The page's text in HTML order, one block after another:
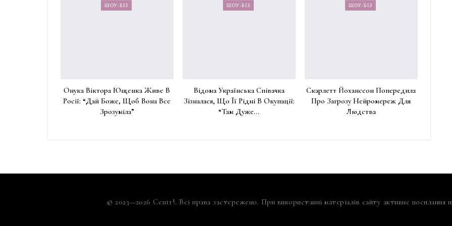
ШОУ-БІЗ
Онука Віктора Ющенка Живе В
Росії: “Дай Боже, Щоб Вона Все
Зрозуміла”
ШОУ-БІЗ
Відома Українська Співачка
Зізналася, Що Її Рідні В Окупації:
“Там Дуже…
ШОУ-БІЗ
Скарлетт Йоханссон Попередила
Про Загрозу Нейромереж Для
Людства
© 2023—2026 Centr!. Всі права застережено. При використанні матеріалів сайту активне посилання